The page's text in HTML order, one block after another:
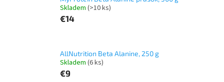
Skladem (>10 ks)
€14
AllNutrition Beta Alanine, 250 g
Skladem (6 ks)
€9